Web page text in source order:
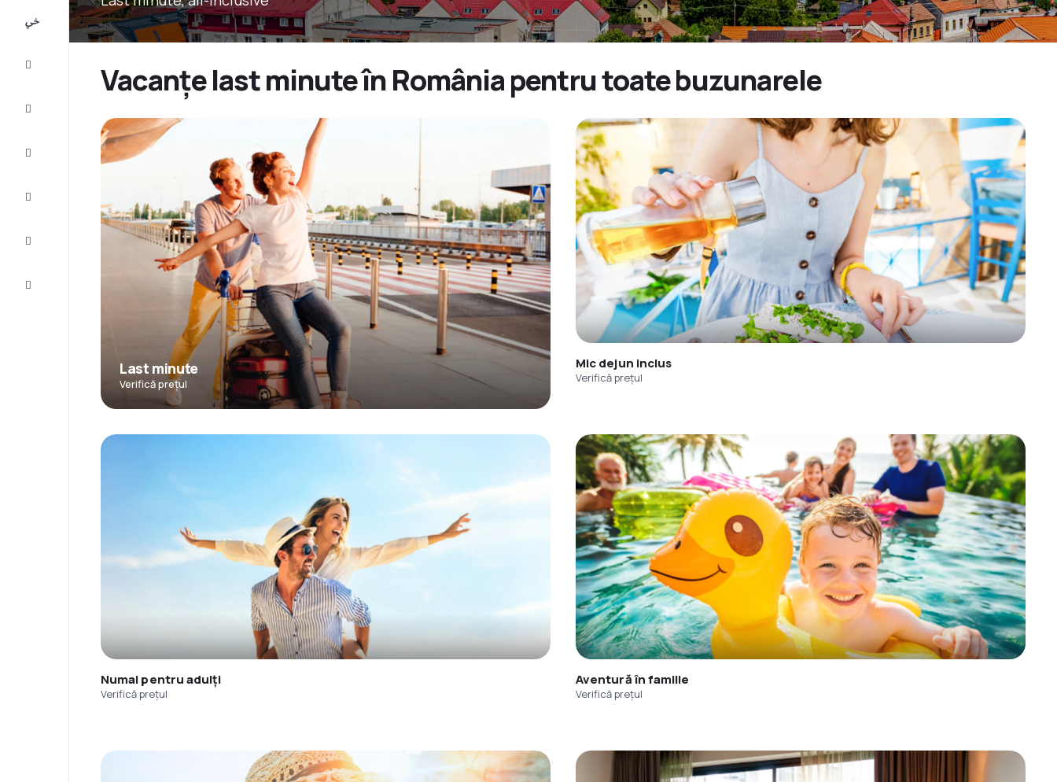
inclusive
Vacanțe last minute în România pentru toate buzunarele
Last minute
Verifică prețul
Mic dejun inclus
Verifică prețul
Numai pentru adulți
Verifică prețul
Aventură în familie
Verifică prețul